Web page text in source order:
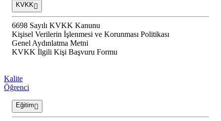
KVKK
6698 Sayılı KVKK Kanunu
Kişisel Verilerin İşlenmesi ve Korunması Politikası
Genel Aydınlatma Metni
KVKK İlgili Kişi Başvuru Formu
Kalite
Öğrenci
Eğitim